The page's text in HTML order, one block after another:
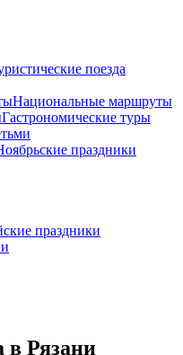
поезда
Национальные маршруты
Гастрономические туры
праздники
праздники
в Рязани